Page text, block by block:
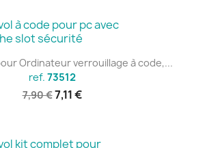
Ordinateur verrouillage à code,...
ref. 73512
7,90 €7,11 €